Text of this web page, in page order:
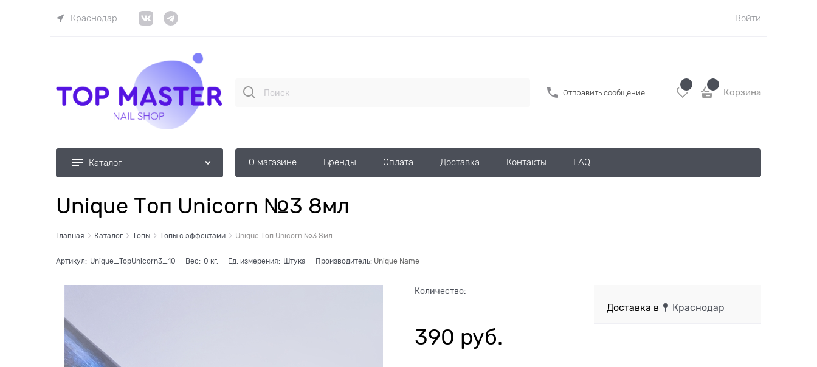
Краснодар Войти
Отправить сообщение Корзина
Каталог О магазине Бренды Оплата Доставка Контакты FAQ
Unique Топ Unicorn №3 8мл
Главная Каталог Топы Топы с эффектами Unique Топ Unicorn №3 8мл
Артикул: Unique_TopUnicorn3_10 Вес: 0 кг. Ед. измерения: Штука Производитель: Unique Name
Количество:
390 руб.
Доставка в Краснодар